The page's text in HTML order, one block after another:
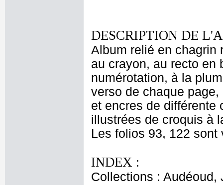
DESCRIPTION DE
Album relié en chagrin
au crayon, au recto en
numérotation, à la
verso de chaque
et encres de différente
illustrées de croquis à
Les folios 93, 122 sont
INDEX :
Collections : Audéoud,